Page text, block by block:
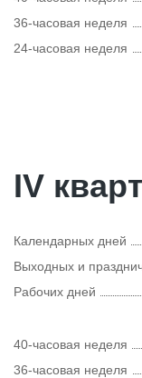
36-часовая неделя
24-часовая неделя
IV
Календарных дней
Выходных и
Рабочих дней
40-часовая неделя
36-часовая неделя